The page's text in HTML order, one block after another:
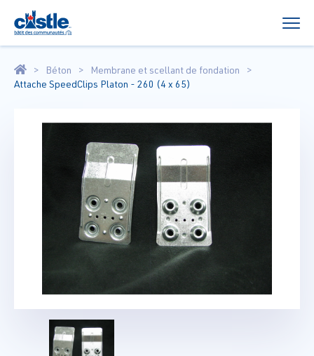
Béton
Membrane et scellant de fondation
Attache SpeedClips Platon - 260 (4 x 65)